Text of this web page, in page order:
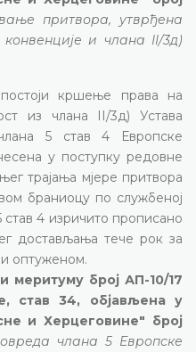
притвора, утврђена
и члана II/3д)
кршење права на
из члана II/3д) Устава
5 став 4 Европске
у поступку редовне
трајања мјере притвора
браниоцу по службеној
4 изричито прописано
достављања тече рок за
оптуженом.
меритуму број АП-10/17
став 34, објављена у
и Херцеговине" број
члана 5 Европске